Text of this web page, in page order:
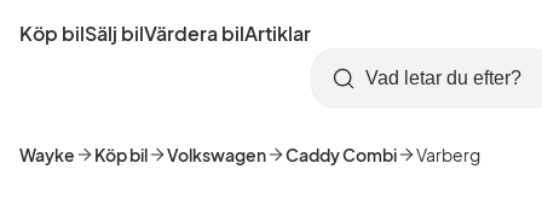
till
Startsida
Köp bilSälj bilVärdera bilArtiklar
Skapa
konto
Logga
in
Sök
Wayke Köp bil Volkswagen Caddy Combi Varberg